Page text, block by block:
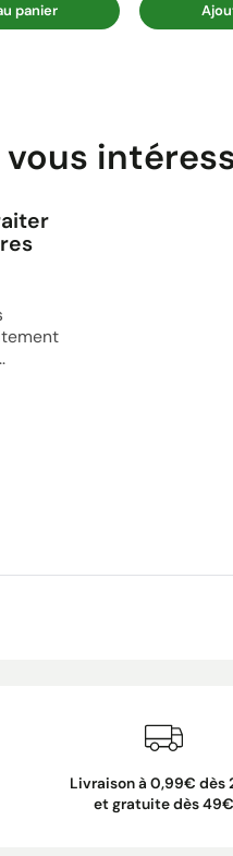
panier
Livraison à 0,99€ dès
et gratuite dès 49€